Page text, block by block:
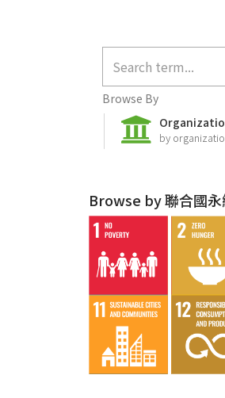
Browse By
by
Browse by 聯合國